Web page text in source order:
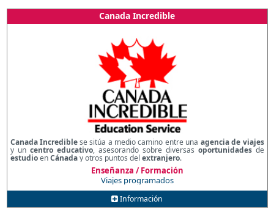
Canada Incredible
Canada Incrediblese sitúa a medio camino entre una agencia de viajes
y un centro educativo, asesorando sobre diversas oportunidadesde
estudioenCánaday otros puntos del extranjero.
Enseñanza / Formación
Viajes programados
Información